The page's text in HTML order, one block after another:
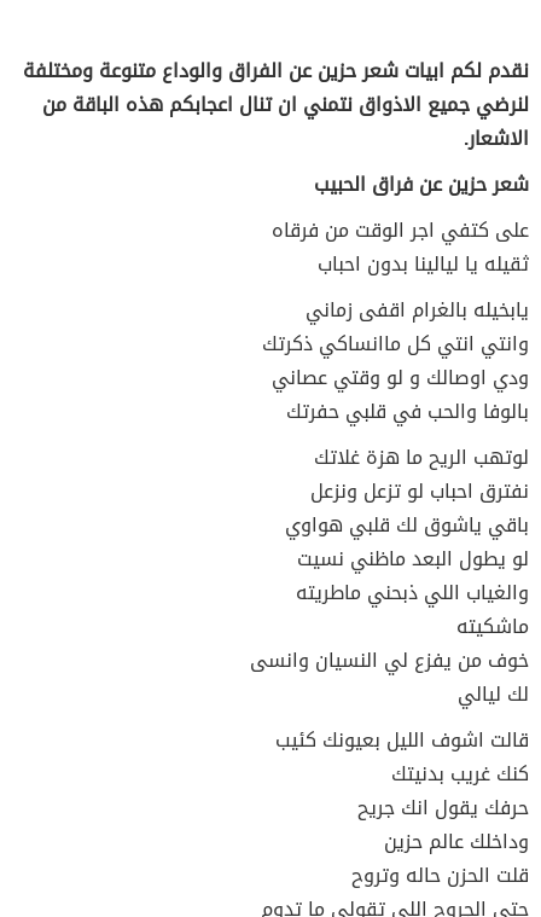
نقدم لكم ابيات شعر حزين عن الفراق والوداع متنوعة ومختلفة
لنرضي جميع الاذواق نتمني ان تنال اعجابكم هذه الباقة من
الاشعار.
شعر حزين عن فراق الحبيب
على كتفي اجر الوقت من فرقاه
ثقيله يا ليالينا بدون احباب
يابخيله بالغرام اقفى زماني
وانتي انتي كل ماانساكي ذكرتك
ودي اوصالك و لو وقتي عصاني
بالوفا والحب في قلبي حفرتك
لوتهب الريح ما هزة غلاتك
نفترق احباب لو تزعل ونزعل
باقي ياشوق لك قلبي هواوي
لو يطول البعد ماظني نسيت
والغياب اللي ذبحني ماطريته
ماشكيته
خوف من يفزع لي النسيان وانسى
لك ليالي
قالت اشوف الليل بعيونك كئيب
كنك غريب بدنيتك
حرفك يقول انك جريح
وداخلك عالم حزين
قلت الحزن حاله وتروح
حتى الجروح اللي تقولي ما تدوم